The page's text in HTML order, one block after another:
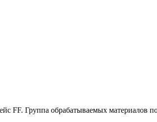
FF. Группа обрабатываемых материалов